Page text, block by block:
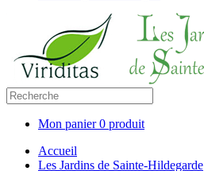
Mon panier0 produit
Accueil
Les Jardins de Sainte-Hildegarde